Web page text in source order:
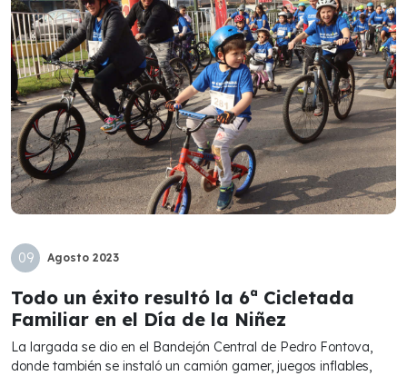
09 Agosto 2023
Todo un éxito resultó la 6ª Cicletada
Familiar en el Día de la Niñez
La largada se dio en el Bandejón Central de Pedro Fontova,
donde también se instaló un camión gamer, juegos inflables,